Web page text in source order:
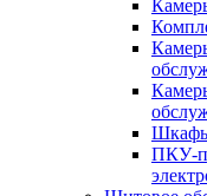
ПКУ-